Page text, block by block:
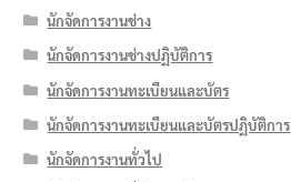
นักจัดการงานช่าง
นักจัดการงานช่างปฏิบัติการ
นักจัดการงานทะเบียนและบัตร
นักจัดการงานทะเบียนและบัตรปฏิบัติการ
นักจัดการงานทั่วไป